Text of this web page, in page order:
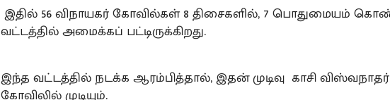
இதில் 56 விநாயகர் கோவில்கள் 8 திசைகளில், 7 பொதுமையம்
வட்டத்தில் அமைக்கப் பட்டிருக்கிறது.
இந்த வட்டத்தில் நடக்க ஆரம்பித்தால், இதன் முடிவு காசி விஸ்வநாதர்
கோவிலில் முடியும்.